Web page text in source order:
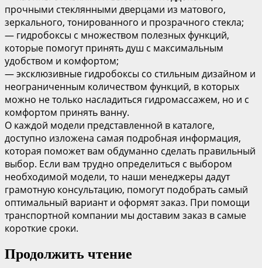
прочными стеклянными дверцами из матового,
зеркального, тонированного и прозрачного стекла;
— гидробоксы с множеством полезных функций,
которые помогут принять душ с максимальным
удобством и комфортом;
— эксклюзивные гидробоксы со стильным дизайном и
неограниченным количеством функций, в которых
можно не только насладиться гидромассажем, но и с
комфортом принять ванну.
О каждой модели представленной в каталоге,
доступно изложена самая подробная информация,
которая поможет вам обдуманно сделать правильный
выбор. Если вам трудно определиться с выбором
необходимой модели, то наши менеджеры дадут
грамотную консультацию, помогут подобрать самый
оптимальный вариант и оформят заказ. При помощи
транспортной компании мы доставим заказ в самые
короткие сроки.
Продолжить чтение